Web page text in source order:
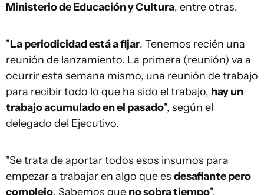
Ministerio de Educación y Cultura, entre otras.
"La periodicidad está a fijar. Tenemos recién una
reunión de lanzamiento. La primera (reunión) va a
ocurrir esta semana mismo, una reunión de trabajo
para recibir todo lo que ha sido el trabajo, hay un
trabajo acumulado en el pasado", según el
delegado del Ejecutivo.
"Se trata de aportar todos esos insumos para
empezar a trabajar en algo que es desafiante pero
complejo. Sabemos que no sobra tiempo",